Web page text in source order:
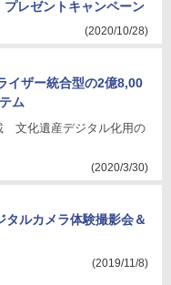
プレゼントキャンペーン
(2020/10/28)
イザー統合型の2億8,00
ム
文化遺産デジタル化用の
(2020/3/30)
タルカメラ体験撮影会＆
(2019/11/8)